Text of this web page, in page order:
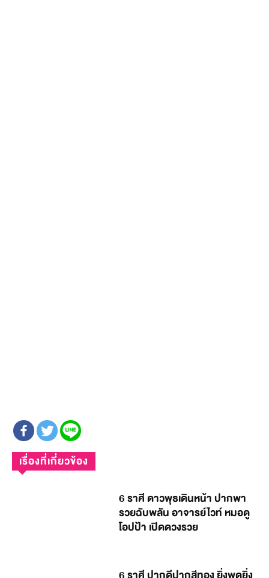
เรื่องที่เกี่ยวข้อง
6 ราศี ดาวพุธเดินหน้า ปากพา
รวยฉับพลัน อาจารย์ไวท์ หมอดู
โอปป้า เปิดดวงรวย